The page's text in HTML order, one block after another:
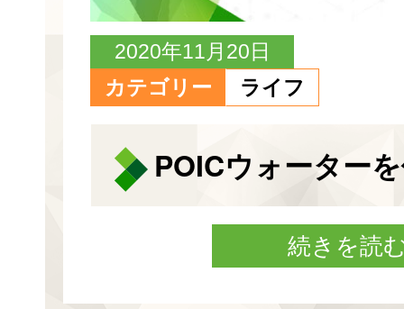
2020年11月20日
カテゴリー
ライフ
POICウォーター
続きを読